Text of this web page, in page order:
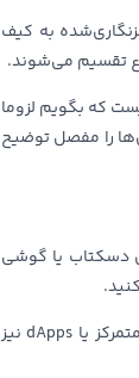
به کیف
که بگویم لزوما
را مفصل توضیح
دسکتاب یا گوشی
همچنین این امکان برای کاربران وجود دارد که با چنین کیف پول‌هایی که وجود فیزیکی ندارند با برنامه‌های غیرمتمرکز یا dApps نیز